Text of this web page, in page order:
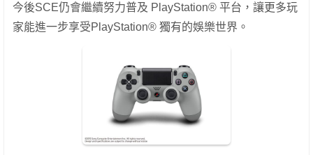
今後SCE仍會繼續努力普及 PlayStation® 平台，讓更多玩
家能進一步享受PlayStation® 獨有的娛樂世界。